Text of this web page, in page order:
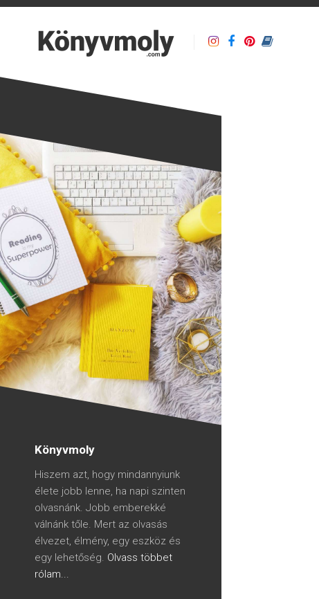
Könyvmoly
Hiszem azt, hogy mindannyiunk
élete jobb lenne, ha napi szinten
olvasnánk. Jobb emberekké
válnánk tőle. Mert az olvasás
élvezet, élmény, egy eszköz és
egy lehetőség. Olvass többet
rólam...